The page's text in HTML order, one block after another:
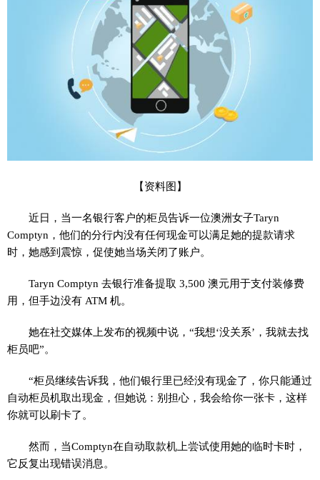
【资料图】
近日，当一名银行客户的柜员告诉一位澳洲女子Taryn
Comptyn，他们的分行内没有任何现金可以满足她的提款请求
时，她感到震惊，促使她当场关闭了账户。
Taryn Comptyn 去银行准备提取 3,500 澳元用于支付装修费
用，但手边没有 ATM 机。
她在社交媒体上发布的视频中说，“我想‘没关系’，我就去找
柜员吧”。
“柜员继续告诉我，他们银行里已经没有现金了，你只能通过
自动柜员机取出现金，但她说：别担心，我会给你一张卡，这样
你就可以刷卡了。
然而，当Comptyn在自动取款机上尝试使用她的临时卡时，
它反复出现错误消息。